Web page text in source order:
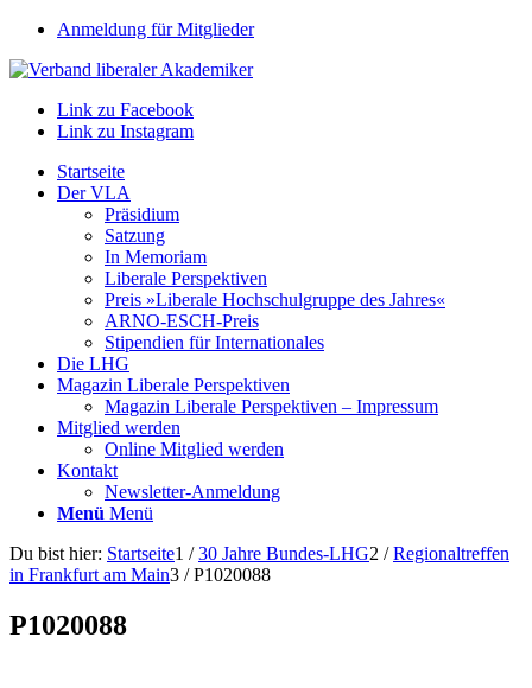
Anmeldung für Mitglieder
Link zu Facebook
Link zu Instagram
Startseite
Der VLA
Präsidium
Satzung
In Memoriam
Liberale Perspektiven
Preis »Liberale Hochschulgruppe des Jahres«
ARNO-ESCH-Preis
Stipendien für Internationales
Die LHG
Magazin Liberale Perspektiven
Magazin Liberale Perspektiven – Impressum
Mitglied werden
Online Mitglied werden
Kontakt
Newsletter-Anmeldung
Menü Menü
Du bist hier: Startseite1 / 30 Jahre Bundes-LHG2 / Regionaltreffen
in Frankfurt am Main3 / P1020088
P1020088